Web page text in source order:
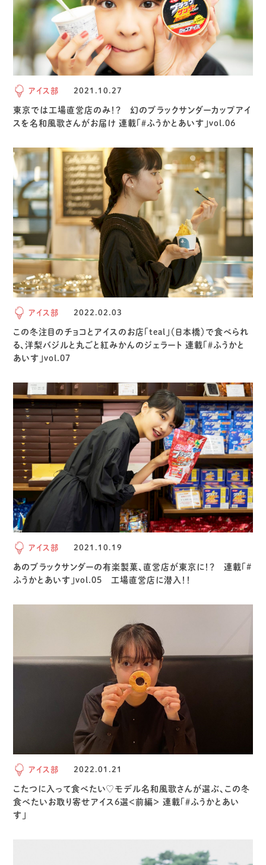
アイス部 2021.10.27
東京では工場直営店のみ！？ 幻のブラックサンダーカップアイ
スを名和風歌さんがお届け 連載「＃ふうかとあいす」vol.06
アイス部 2022.02.03
この冬注目のチョコとアイスのお店「teal」（日本橋）で食べられ
る、洋梨バジルと丸ごと紅みかんのジェラート 連載「＃ふうかと
あいす」vol.07
アイス部 2021.10.19
あのブラックサンダーの有楽製菓、直営店が東京に！？ 連載「#
ふうかとあいす」vol.05 工場直営店に潜入！！
アイス部 2022.01.21
こたつに入って食べたい♡モデル名和風歌さんが選ぶ、この冬
食べたいお取り寄せアイス6選＜前編＞ 連載「＃ふうかとあい
す」